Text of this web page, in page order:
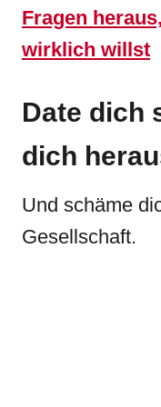
Fragen
wirklich willst
Date dich
dich
Und schäme
Gesellschaft.